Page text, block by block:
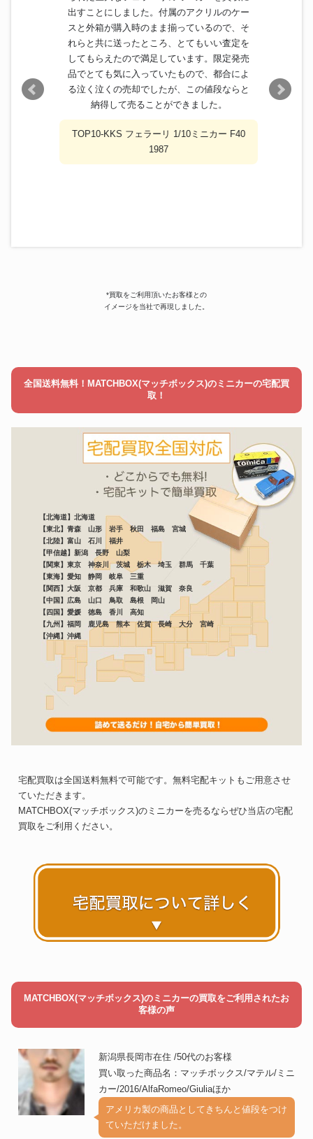
出すことにしました。付属のアクリルのケー
スと外箱が購入時のまま揃っているので、そ
れらと共に送ったところ、とてもいい査定を
してもらえたので満足しています。限定発売
品でとても気に入っていたもので、都合によ
る泣く泣くの売却でしたが、この値段ならと
納得して売ることができました。
TOP10-KKS フェラーリ 1/10ミニカー F40
1987
*買取をご利用頂いたお客様との
イメージを当社で再現しました。
全国送料無料！MATCHBOX(マッチボックス)のミニカーの宅配買
取！
【北海道】北海道
【東北】青森 山形 岩手 秋田 福島 宮城
【北陸】富山 石川 福井
【甲信越】新潟 長野 山梨
【関東】東京 神奈川 茨城 栃木 埼玉 群馬 千葉
【東海】愛知 静岡 岐阜 三重
【関西】大阪 京都 兵庫 和歌山 滋賀 奈良
【中国】広島 山口 鳥取 島根 岡山
【四国】愛媛 徳島 香川 高知
【九州】福岡 鹿児島 熊本 佐賀 長崎 大分 宮崎
【沖縄】沖縄
宅配買取は全国送料無料で可能です。無料宅配キットもご用意させ
ていただきます。
MATCHBOX(マッチボックス)のミニカーを売るならぜひ当店の宅配
買取をご利用ください。
MATCHBOX(マッチボックス)のミニカーの買取をご利用されたお
客様の声
新潟県長岡市在住 /50代のお客様
買い取った商品名：マッチボックス/マテル/ミニ
カー/2016/AlfaRomeo/Giuliaほか
アメリカ製の商品としてきちんと値段をつけ
ていただけました。